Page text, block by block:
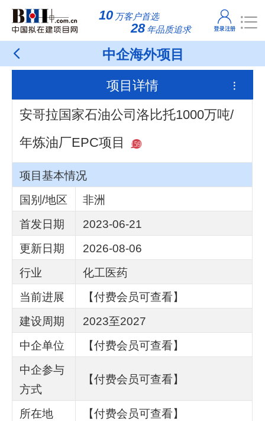
10 万客户首选
28 年品质追求
中企海外项目
项目详情
安哥拉国家石油公司洛比托1000万吨/
年炼油厂EPC项目
159
项目基本情况
国别/地区
非洲
首发日期
2023-06-21
更新日期
2026-08-06
行业
化工医药
当前进展
【付费会员可查看】
建设周期
2023至2027
中企单位
【付费会员可查看】
中企参与
方式
【付费会员可查看】
所在地
【付费会员可查看】